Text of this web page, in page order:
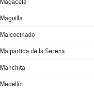
Magacela
Maguilla
Malcocinado
Malpartida de la Serena
Manchita
Medellín